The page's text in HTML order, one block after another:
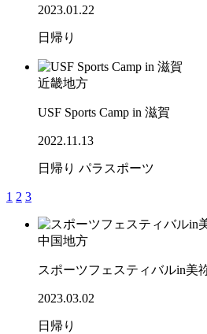
2023.01.22
日帰り
近畿地方
USF Sports Camp in 滋賀
2022.11.13
日帰り パラスポーツ
1 2 3
中国地方
スポーツフェスティバルin美
2023.03.02
日帰り